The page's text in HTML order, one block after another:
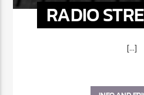
RADIO
[...]